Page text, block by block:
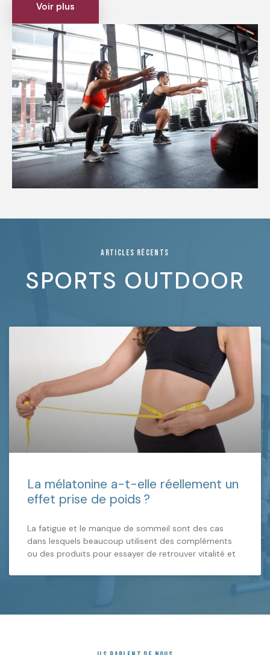
Voir plus
ARTICLES RÉCENTS
SPORTS OUTDOOR
La mélatonine a-t-elle réellement un
effet prise de poids ?
La fatigue et le manque de sommeil sont des cas
dans lesquels beaucoup utilisent des compléments
ou des produits pour essayer de retrouver vitalité et